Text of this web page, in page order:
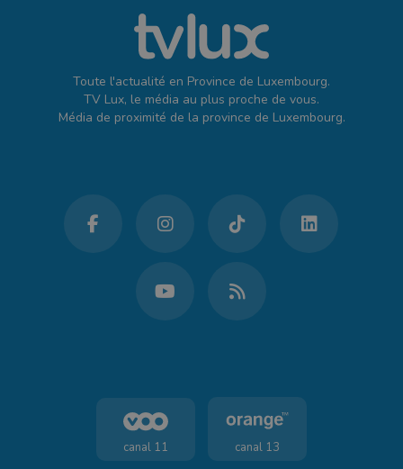
Toute l'actualité en Province de Luxembourg.
TV Lux, le média au plus proche de vous.
Média de proximité de la province de Luxembourg.
canal 11 canal 13